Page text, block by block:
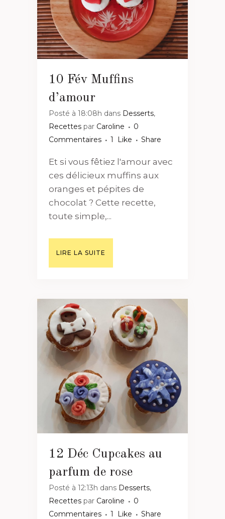
10 Fév Muffins
d’amour
Posté à 18:08h dans Desserts,
Recettes par Caroline
0
Commentaires
1 Like Share
Et si vous fêtiez l'amour avec
ces délicieux muffins aux
oranges et pépites de
chocolat ? Cette recette,
toute simple,...
LIRE LA SUITE
12 Déc Cupcakes au
parfum de rose
Posté à 12:13h dans Desserts,
Recettes par Caroline
0
Commentaires
1 Like Share